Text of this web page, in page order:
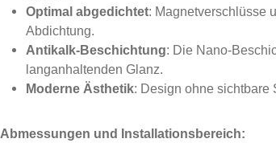
Optimal abgedichtet: Magnetverschlüsse
Abdichtung.
Antikalk-Beschichtung: Die Nano-
langanhaltenden Glanz.
Moderne Ästhetik: Design ohne sichtbare
Abmessungen und Installationsbereich: